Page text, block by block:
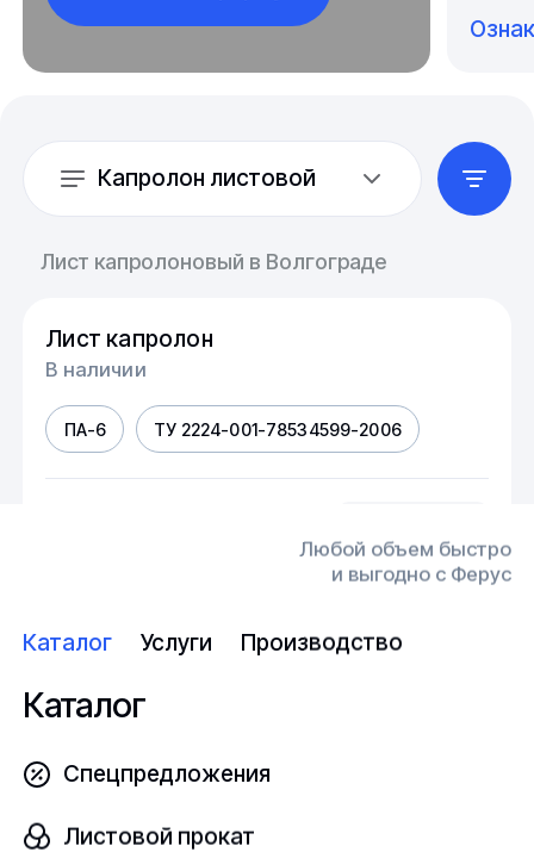
Любой объем быстро
и выгодно с Ферус
Каталог Услуги Производство
Каталог
Спецпредложения
Листовой прокат
Капролон листовой
Лист капролоновый в Волгограде
Лист капролон
В наличии
ПА-6 ТУ 2224-001-78534599-2006
В наличии
ПА-6 ТУ 2224-036-00203803-2012